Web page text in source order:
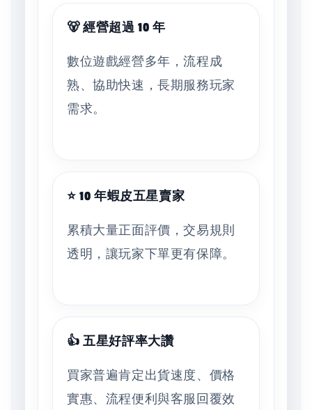
🐻 經營超過 10 年
數位遊戲經營多年，流程成
熟、協助快速，長期服務玩家
需求。
⭐ 10 年蝦皮五星賣家
累積大量正面評價，交易規則
透明，讓玩家下單更有保障。
👍 五星好評率大讚
買家普遍肯定出貨速度、價格
實惠、流程便利與客服回覆效